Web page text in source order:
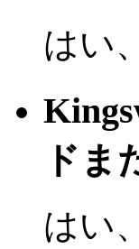
はい
ド
はい